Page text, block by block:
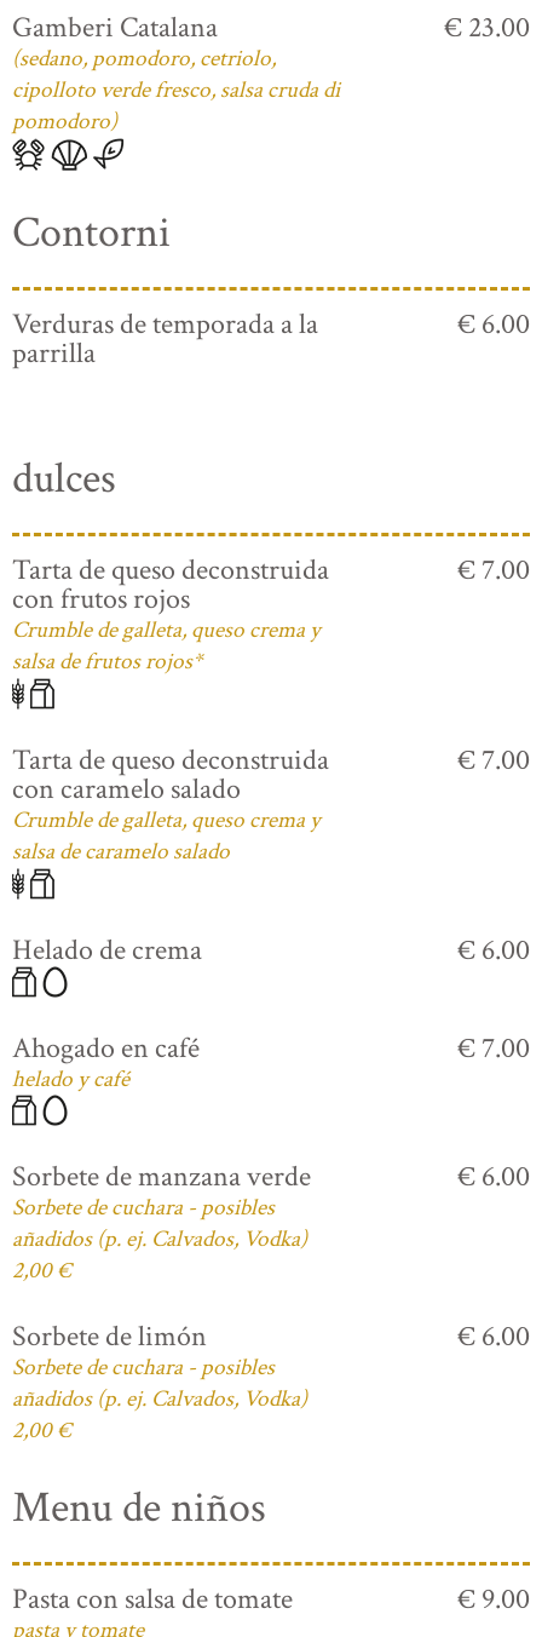
Gamberi Catalana
(sedano, pomodoro, cetriolo,
cipolloto verde fresco, salsa cruda di
pomodoro)
€ 23.00
Contorni
Verduras de temporada a la
parrilla
€ 6.00
dulces
Tarta de queso deconstruida
con frutos rojos
Crumble de galleta, queso crema y
salsa de frutos rojos*
€ 7.00
Tarta de queso deconstruida
con caramelo salado
Crumble de galleta, queso crema y
salsa de caramelo salado
€ 7.00
Helado de crema € 6.00
Ahogado en café
helado y café
€ 7.00
Sorbete de manzana verde
Sorbete de cuchara - posibles
añadidos (p. ej. Calvados, Vodka)
2,00 €
€ 6.00
Sorbete de limón
Sorbete de cuchara - posibles
añadidos (p. ej. Calvados, Vodka)
2,00 €
€ 6.00
Menu de niños
Pasta con salsa de tomate
pasta y tomate
€ 9.00